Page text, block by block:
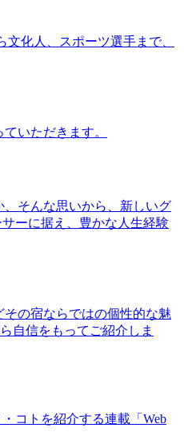
化人、スポーツ選手まで、
いただきます。
そんな思いから、新しいグ
ーに据え、豊かな人生経験
の宿ならではの個性的な魅
自信をもってご紹介しま
コトを紹介する連載「Web